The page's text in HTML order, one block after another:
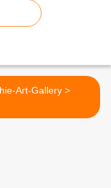
Chie-Art-Gallery >